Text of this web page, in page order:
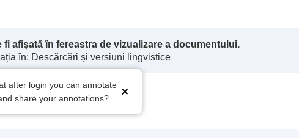
fi afișată în fereastra de vizualizare a documentului.
în: Descărcări și versiuni lingvistice
after login you can annotate
share your annotations?